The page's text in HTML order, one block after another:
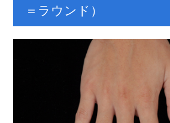
＝ラウンド）